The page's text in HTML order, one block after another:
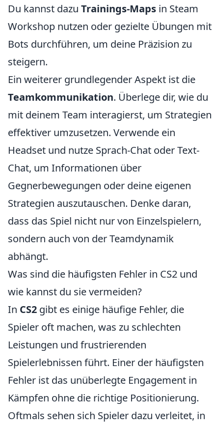
Du kannst dazu Trainings-Maps in Steam
Workshop nutzen oder gezielte Übungen mit
Bots durchführen, um deine Präzision zu
steigern.
Ein weiterer grundlegender Aspekt ist die
Teamkommunikation. Überlege dir, wie du
mit deinem Team interagierst, um Strategien
effektiver umzusetzen. Verwende ein
Headset und nutze Sprach-Chat oder Text-
Chat, um Informationen über
Gegnerbewegungen oder deine eigenen
Strategien auszutauschen. Denke daran,
dass das Spiel nicht nur von Einzelspielern,
sondern auch von der Teamdynamik
abhängt.
Was sind die häufigsten Fehler in CS2 und
wie kannst du sie vermeiden?
In CS2 gibt es einige häufige Fehler, die
Spieler oft machen, was zu schlechten
Leistungen und frustrierenden
Spielerlebnissen führt. Einer der häufigsten
Fehler ist das unüberlegte Engagement in
Kämpfen ohne die richtige Positionierung.
Oftmals sehen sich Spieler dazu verleitet, in